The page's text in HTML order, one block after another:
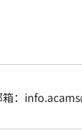
箱：